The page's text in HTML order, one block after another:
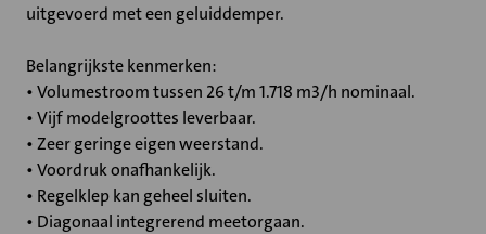
uitgevoerd met een geluiddemper.
Belangrijkste kenmerken:
• Volumestroom tussen 26 t/m 1.718 m3/h nominaal.
• Vijf modelgroottes leverbaar.
• Zeer geringe eigen weerstand.
• Voordruk onafhankelijk.
• Regelklep kan geheel sluiten.
• Diagonaal integrerend meetorgaan.